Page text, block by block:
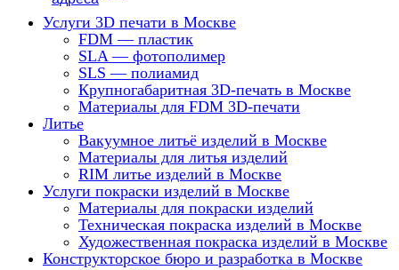
Услуги 3D печати в Москве
FDM — пластик
SLA — фотополимер
SLS — полиамид
Крупногабаритная 3D-печать в Москве
Материалы для FDM 3D-печати
Литье
Вакуумное литьё изделий в Москве
Материалы для литья изделий
RIM литье изделий в Москве
Услуги покраски изделий в Москве
Материалы для покраски изделий
Техническая покраска изделий в Москве
Художественная покраска изделий в Москве
Конструкторское бюро и разработка в Москве